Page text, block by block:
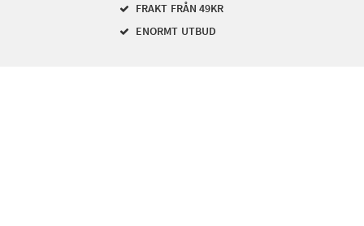
FRAKT FRÅN 49KR
ENORMT UTBUD